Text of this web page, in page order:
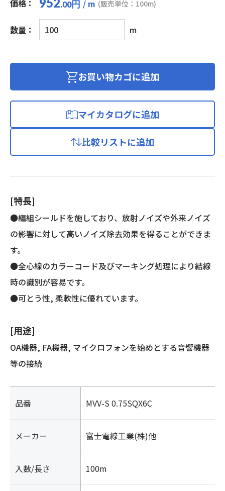
価格： .00円 / m (販売単位：100m)
数量：
マ
イ
ロ
ニ
コ
組
シ
ー
ド)
個
m
お買い物カゴに追加
マイカタログに追加
比較リストに追加
[特長]
●編組シールドを施しており、放射ノイズや外来ノイズ
の影響に対して高いノイズ除去効果を得ることができま
す。
●全心線のカラーコード及びマーキング処理により結線
時の識別が容易です。
●可とう性, 柔軟性に優れています。
[用途]
OA機器, FA機器, マイクロフォンを始めとする音響機器
等の接続
品番 MVV-S 0.75SQX6C
メーカー 富士電線工業(株)他
入数/長さ 100m